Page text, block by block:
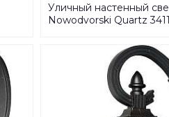
Уличный настенный
Nowodvorski Quartz 3411